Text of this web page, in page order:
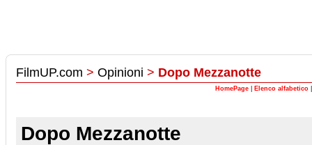
FilmUP.com > Opinioni > Dopo Mezzanotte
HomePage Elenco alfabetico
Dopo Mezzanotte